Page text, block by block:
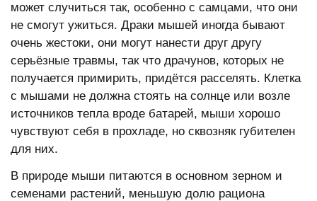
может случиться так, особенно с самцами, что они
не смогут ужиться. Драки мышей иногда бывают
очень жестоки, они могут нанести друг другу
серьёзные травмы, так что драчунов, которых не
получается примирить, придётся расселять. Клетка
с мышами не должна стоять на солнце или возле
источников тепла вроде батарей, мыши хорошо
чувствуют себя в прохладе, но сквозняк губителен
для них.
В природе мыши питаются в основном зерном и
семенами растений, меньшую долю рациона